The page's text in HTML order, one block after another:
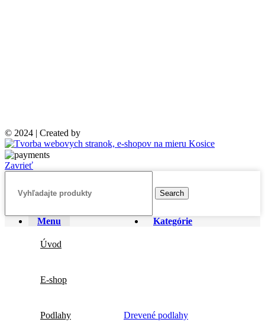
© 2024 | Created by
Zavrieť
Search
Kategórie
Menu
Úvod
E-shop
Podlahy Drevené podlahy